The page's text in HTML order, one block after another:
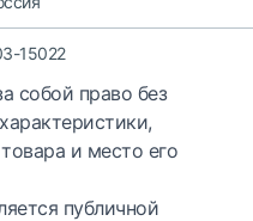
15022
собой право без
и место его
публичной